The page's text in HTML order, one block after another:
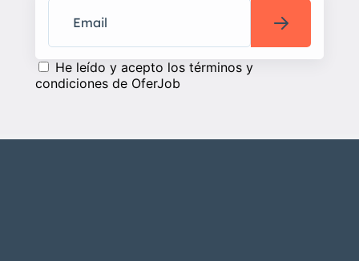
He leído y acepto los términos y
condiciones de OferJob